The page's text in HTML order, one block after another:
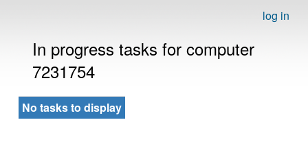
log in
In progress tasks for computer
7231754
No tasks to display